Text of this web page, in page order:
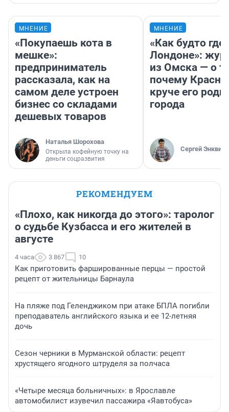
МНЕНИЕ
«Покупаешь кота в
мешке»:
предприниматель
рассказала, как на
самом деле устроен
бизнес со складами
дешевых товаров
Наталья Шорохова
Открыла кофейную точку на
деньги соцразвития
МНЕНИЕ
«Как будто
Лондоне»:
из Омска — о
почему
круче его
города
Сергей Энквист
РЕКОМЕНДУЕМ
«Плохо, как никогда до этого»: таролог
о судьбе Кузбасса и его жителей в
августе
4 часа 3 867 10
Как приготовить фаршированные перцы — простой
рецепт от жительницы Барнаула
На пляже под Геленджиком при атаке БПЛА погибли
преподаватель английского языка и ее 12-летняя
дочь
Сезон черники в Мурманской области: рецепт
хрустящего ягодного штруделя за полчаса
«Четыре месяца больничных»: в Ярославле
автомобилист изувечил пассажира «Яавтобуса»